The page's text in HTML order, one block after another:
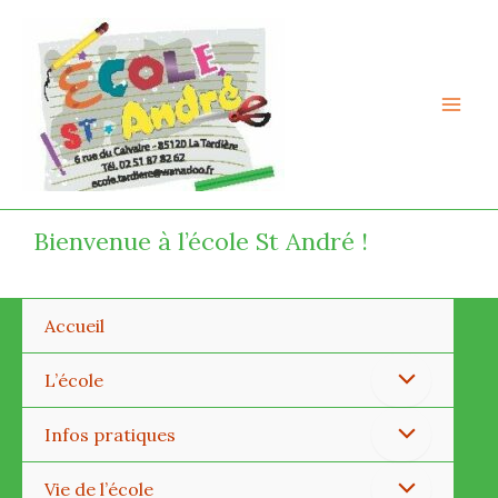
contenu
Bienvenue à l’école St André !
Accueil
L’école Permutateur
de
Menu
Infos pratiques Permutateur
de
Vie de l’école Permutateur